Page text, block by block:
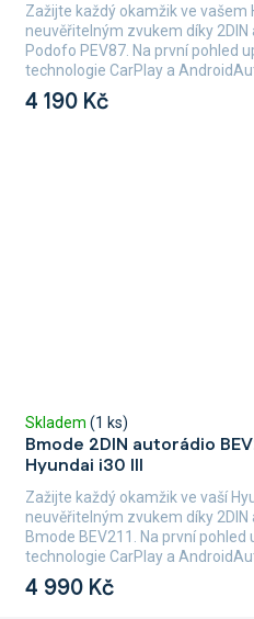
4 190 Kč
Zažijte každý okamžik ve vašem
neuvěřitelným zvukem díky 2DIN
Podofo PEV87. Na první pohled
technologie CarPlay a
Bmode 2DIN autorádio
Hyundai i30 III
Skladem (1 ks)
4 990 Kč
Zažijte každý okamžik ve vaší
neuvěřitelným zvukem díky 2DIN
Bmode BEV211. Na první
technologie CarPlay a